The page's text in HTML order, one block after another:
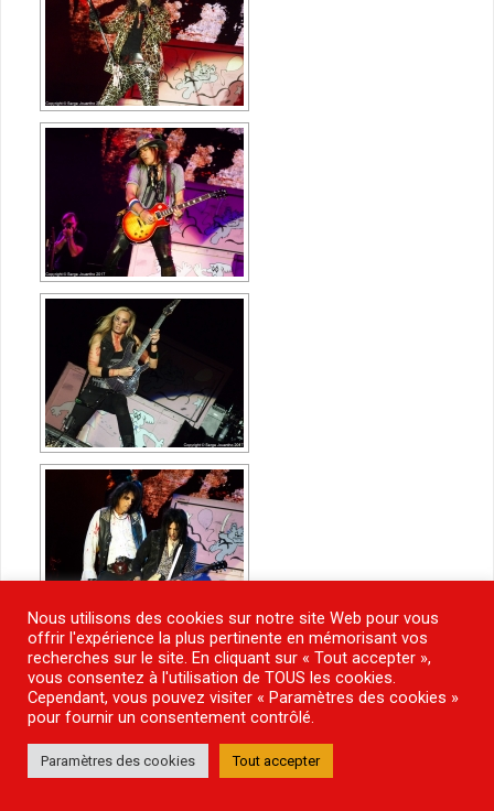
Nous utilisons des cookies sur notre site Web pour vous
offrir l'expérience la plus pertinente en mémorisant vos
recherches sur le site. En cliquant sur « Tout accepter »,
vous consentez à l'utilisation de TOUS les cookies.
Cependant, vous pouvez visiter « Paramètres des cookies »
pour fournir un consentement contrôlé.
Paramètres des cookies Tout accepter